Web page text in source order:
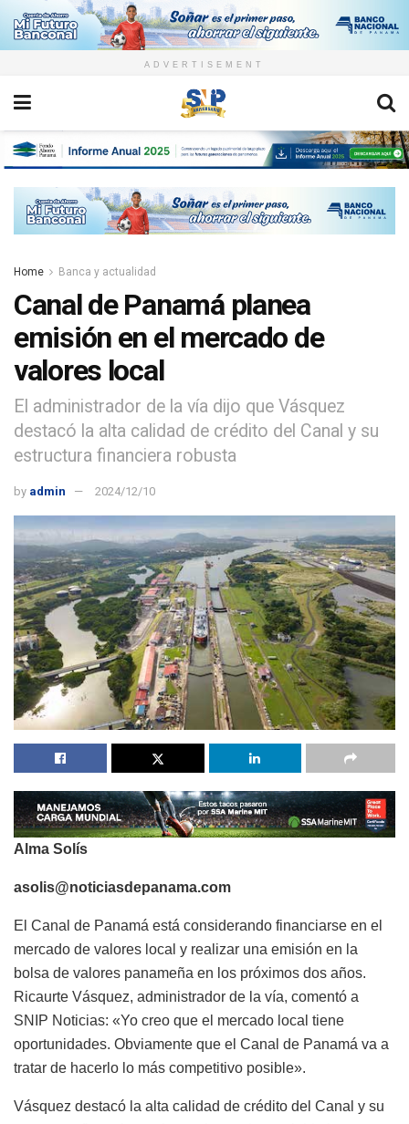
ADVERTISEMENT
Home Banca y actualidad
Canal de Panamá planea
emisión en el mercado de
valores local
El administrador de la vía dijo que Vásquez
destacó la alta calidad de crédito del Canal y su
estructura financiera robusta
by admin 2024/12/10
Alma Solís
asolis@noticiasdepanama.com
El Canal de Panamá está considerando financiarse en el
mercado de valores local y realizar una emisión en la
bolsa de valores panameña en los próximos dos años.
Ricaurte Vásquez, administrador de la vía, comentó a
SNIP Noticias: «Yo creo que el mercado local tiene
oportunidades. Obviamente que el Canal de Panamá va a
tratar de hacerlo lo más competitivo posible».
Vásquez destacó la alta calidad de crédito del Canal y su